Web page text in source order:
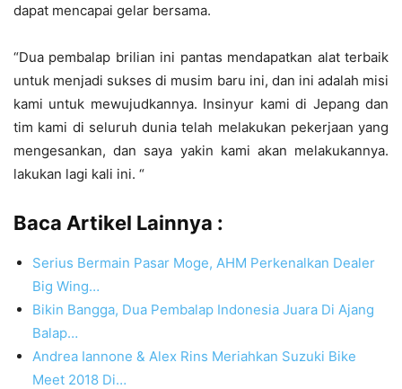
dapat mencapai gelar bersama.
“Dua pembalap brilian ini pantas mendapatkan alat terbaik
untuk menjadi sukses di musim baru ini, dan ini adalah misi
kami untuk mewujudkannya. Insinyur kami di Jepang dan
tim kami di seluruh dunia telah melakukan pekerjaan yang
mengesankan, dan saya yakin kami akan melakukannya.
lakukan lagi kali ini. “
Baca Artikel Lainnya :
Serius Bermain Pasar Moge, AHM Perkenalkan Dealer
Big Wing…
Bikin Bangga, Dua Pembalap Indonesia Juara Di Ajang
Balap…
Andrea Iannone & Alex Rins Meriahkan Suzuki Bike
Meet 2018 Di…